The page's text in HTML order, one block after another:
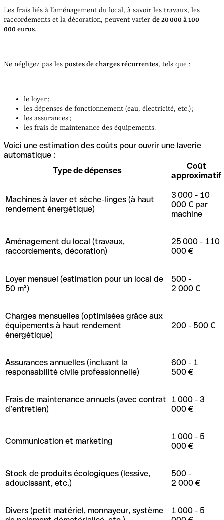
Les frais liés à l’aménagement du local, à savoir les travaux, les
raccordements et la décoration, peuvent varier de 20 000 à 100
000 euros.
Ne négligez pas les postes de charges récurrentes, tels que :
le loyer ;
les dépenses de fonctionnement (eau, électricité, etc.) ;
les assurances ;
les frais de maintenance des équipements.
Voici une estimation des coûts pour ouvrir une laverie
automatique :
Type de dépenses
Coût
approximatif
Machines à laver et sèche-linges (à haut
rendement énergétique)
3 000 - 10
000 € par
machine
Aménagement du local (travaux,
raccordements, décoration)
25 000 - 110
000 €
Loyer mensuel (estimation pour un local de
50 m²)
500 -
2 000 €
Charges mensuelles (optimisées grâce aux
équipements à haut rendement
énergétique)
200 - 500 €
Assurances annuelles (incluant la
responsabilité civile professionnelle)
600 - 1
500 €
Frais de maintenance annuels (avec contrat
d’entretien)
1 000 - 3
000 €
Communication et marketing
1 000 - 5
000 €
Stock de produits écologiques (lessive,
adoucissant, etc.)
500 -
2 000 €
Divers (petit matériel, monnayeur, système
1 000 - 5